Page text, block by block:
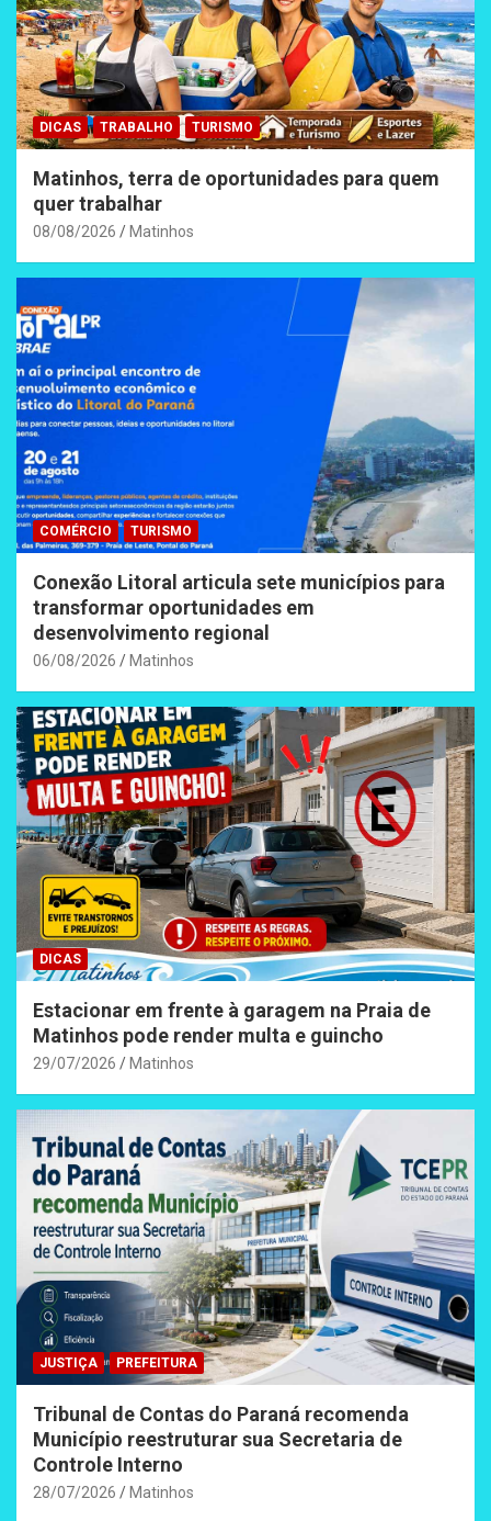
DICAS TRABALHO TURISMO
Matinhos, terra de oportunidades para quem
quer trabalhar
08/08/2026 Matinhos
COMÉRCIO TURISMO
Conexão Litoral articula sete municípios para
transformar oportunidades em
desenvolvimento regional
06/08/2026 Matinhos
DICAS
Estacionar em frente à garagem na Praia de
Matinhos pode render multa e guincho
29/07/2026 Matinhos
JUSTIÇA PREFEITURA
Tribunal de Contas do Paraná recomenda
Município reestruturar sua Secretaria de
Controle Interno
28/07/2026 Matinhos